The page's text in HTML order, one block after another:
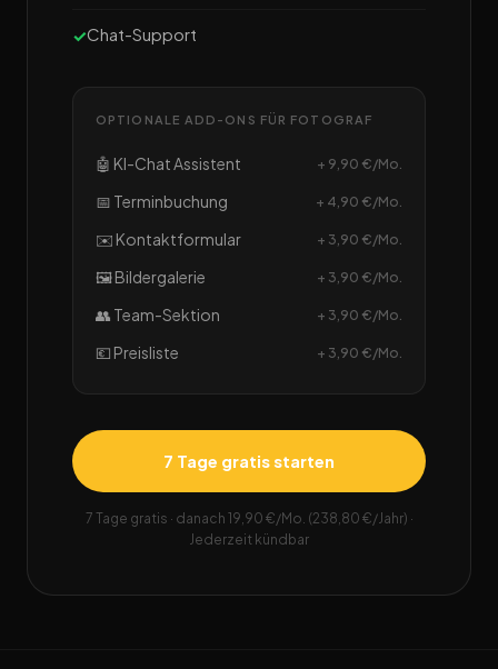
Chat-Support
OPTIONALE ADD-ONS FÜR FOTOGRAF
🤖 KI-Chat Assistent + 9,90 €/Mo.
📅 Terminbuchung + 4,90 €/Mo.
✉️ Kontaktformular + 3,90 €/Mo.
🖼️ Bildergalerie + 3,90 €/Mo.
👥 Team-Sektion + 3,90 €/Mo.
💶 Preisliste + 3,90 €/Mo.
7 Tage gratis starten
7 Tage gratis · danach 19,90 €/Mo. (238,80 €/Jahr) ·
Jederzeit kündbar